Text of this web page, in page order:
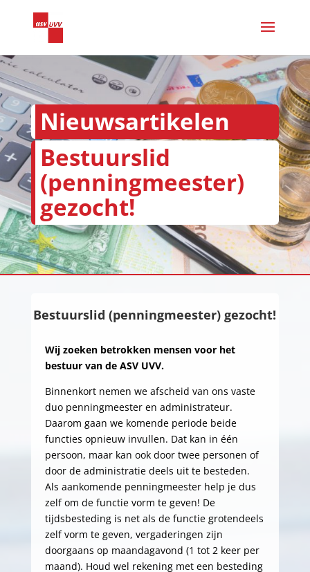
Nieuwsartikelen
Bestuurslid
(penningmeester)
gezocht!
Bestuurslid (penningmeester) gezocht!
Wij zoeken betrokken mensen voor het
bestuur van de ASV UVV.
Binnenkort nemen we afscheid van ons vaste
duo penningmeester en administrateur.
Daarom gaan we komende periode beide
functies opnieuw invullen. Dat kan in één
persoon, maar kan ook door twee personen of
door de administratie deels uit te besteden.
Als aankomende penningmeester help je dus
zelf om de functie vorm te geven! De
tijdsbesteding is net als de functie grotendeels
zelf vorm te geven, vergaderingen zijn
doorgaans op maandagavond (1 tot 2 keer per
maand). Houd wel rekening met een besteding